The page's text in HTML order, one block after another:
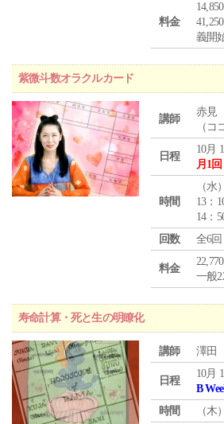
料金
義開
紫微斗数オラクルカード
講師
赤見
（コ
日程
10月
月1回
時間
（水）
13：
14：
回数
全6回
料金
一般
寿命計算・死と生の明瞭化
講師 澤田
日程
10月
B
時間
（木